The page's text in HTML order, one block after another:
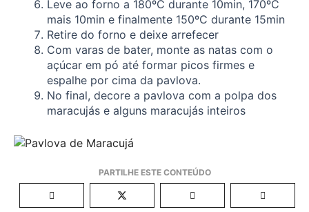
Leve ao forno a 180ºC durante 10min, 170ºC
mais 10min e finalmente 150ºC durante 15min
Retire do forno e deixe arrefecer
Com varas de bater, monte as natas com o
açúcar em pó até formar picos firmes e
espalhe por cima da pavlova.
No final, decore a pavlova com a polpa dos
maracujás e alguns maracujás inteiros